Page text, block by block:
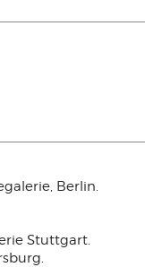
Berlin.
Stuttgart.